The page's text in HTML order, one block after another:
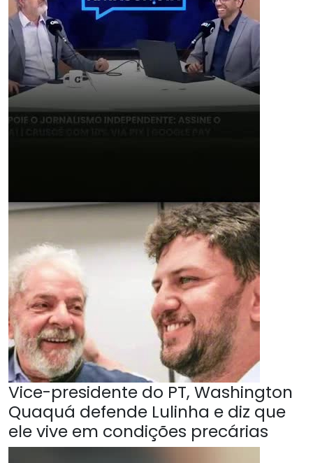
Vice-presidente do PT, Washington
Quaquá defende Lulinha e diz que
ele vive em condições precárias